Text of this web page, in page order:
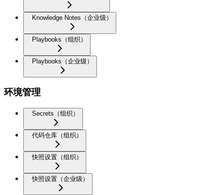
Knowledge Notes（企业级）
Playbooks（组织）
Playbooks（企业级）
环境管理
Secrets（组织）
代码仓库（组织）
快照设置（组织）
快照设置（企业级）